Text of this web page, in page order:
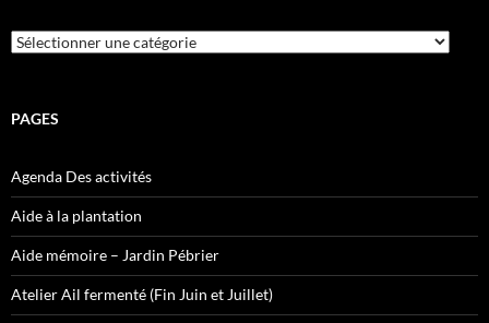
Catégories
PAGES
Agenda Des activités
Aide à la plantation
Aide mémoire – Jardin Pébrier
Atelier Ail fermenté (Fin Juin et Juillet)